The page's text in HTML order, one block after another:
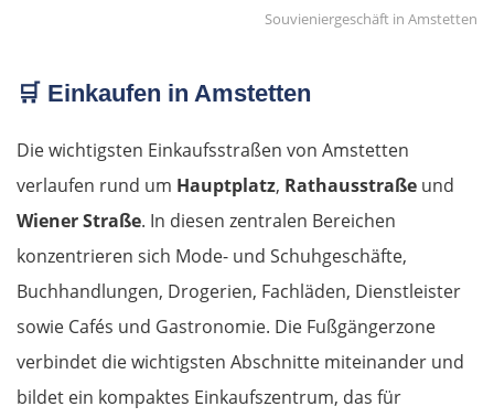
Souvieniergeschäft in Amstetten
🛒 Einkaufen in Amstetten
Die wichtigsten Einkaufsstraßen von Amstetten
verlaufen rund um Hauptplatz, Rathausstraße und
Wiener Straße. In diesen zentralen Bereichen
konzentrieren sich Mode- und Schuhgeschäfte,
Buchhandlungen, Drogerien, Fachläden, Dienstleister
sowie Cafés und Gastronomie. Die Fußgängerzone
verbindet die wichtigsten Abschnitte miteinander und
bildet ein kompaktes Einkaufszentrum, das für